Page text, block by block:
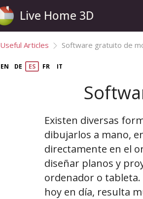
Live Home 3D
Useful Articles Software gratuito de
EN DE ES FR IT
Existen diversas
dibujarlos a mano,
directamente en el
diseñar planos y
ordenador o
hoy en día, resulta